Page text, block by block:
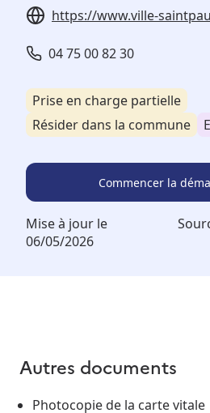
https://www.ville-
04 75 00 82 30
Prise en charge partielle
Résider dans la commune
Commencer la
Mise à jour le
06/05/2026
Autres documents
Photocopie de la carte vitale